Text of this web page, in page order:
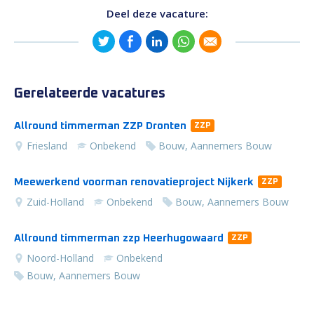
Deel deze vacature:
Gerelateerde vacatures
Allround timmerman ZZP Dronten ZZP
Friesland Onbekend Bouw, Aannemers Bouw
Meewerkend voorman renovatieproject Nijkerk ZZP
Zuid-Holland Onbekend Bouw, Aannemers Bouw
Allround timmerman zzp Heerhugowaard ZZP
Noord-Holland
Onbekend
Bouw, Aannemers Bouw